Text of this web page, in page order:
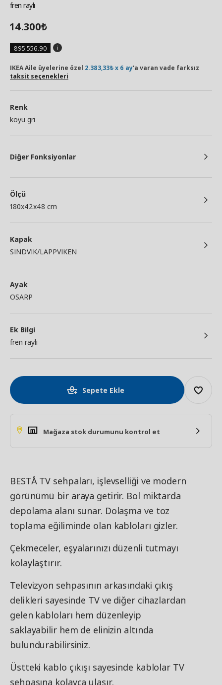
fren raylı
14.300₺
895.556.90
IKEA Aile üyelerine özel 2.383,33₺ x 6 ay'a varan vade farksız
taksit seçenekleri
Renk
koyu gri
Diğer Fonksiyonlar
Ölçü
180x42x48 cm
Kapak
SINDVIK/LAPPVIKEN
Ayak
OSARP
Ek Bilgi
fren raylı
Sepete Ekle
Mağaza stok durumunu kontrol et
BESTÅ TV sehpaları, işlevselliği ve modern
görünümü bir araya getirir. Bol miktarda
depolama alanı sunar. Dolaşma ve toz
toplama eğiliminde olan kabloları gizler.
Çekmeceler, eşyalarınızı düzenli tutmayı
kolaylaştırır.
Televizyon sehpasının arkasındaki çıkış
delikleri sayesinde TV ve diğer cihazlardan
gelen kabloları hem düzenleyip
saklayabilir hem de elinizin altında
bulundurabilirsiniz.
Üstteki kablo çıkışı sayesinde kablolar TV
sehpasına kolayca ulaşır.